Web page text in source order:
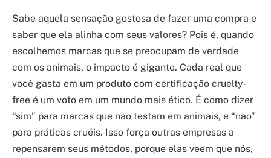
Sabe aquela sensação gostosa de fazer uma compra e
saber que ela alinha com seus valores? Pois é, quando
escolhemos marcas que se preocupam de verdade
com os animais, o impacto é gigante. Cada real que
você gasta em um produto com certificação cruelty-
free é um voto em um mundo mais ético. É como dizer
“sim” para marcas que não testam em animais, e “não”
para práticas cruéis. Isso força outras empresas a
repensarem seus métodos, porque elas veem que nós,